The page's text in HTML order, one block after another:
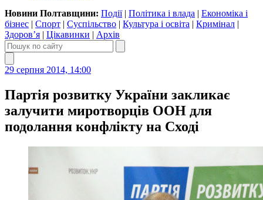
Новини Полтавщини: Події| Політика і влада | Економіка і
бізнес | Спорт | Суспільство | Культура і освіта | Кримінал |
Здоров’я | Цікавинки | Архів
29 серпня 2014, 14:00
Партія розвитку України закликає
залучити миротворців ООН для
подолання конфлікту на Сході